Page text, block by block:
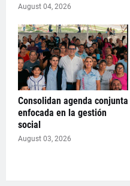
August 04, 2026
Consolidan agenda conjunta
enfocada en la gestión
social
August 03, 2026